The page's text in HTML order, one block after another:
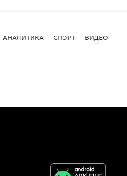
АНАЛИТИКА СПОРТ ВИДЕО